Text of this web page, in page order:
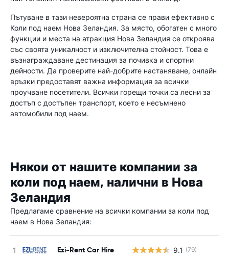
Пътуване в тази невероятна страна се прави ефективно с
Коли под наем Нова Зеландия. За място, обогатен с много
функции и места на атракция Нова Зеландия се откроява
със своята уникалност и изключителна стойност. Това е
възнаграждаване дестинация за почивка и спортни
дейности. Да проверите най-добрите настаняване, онлайн
връзки предоставят важна информация за всички
проучване посетители. Всички горещи точки са лесни за
достъп с достъпен транспорт, което е несъмнено
автомобили под наем.
Някои от нашите компании за
коли под наем, налични в Нова
Зеландия
Предлагаме сравнение на всички компании за коли под
наем в Нова Зеландия:
Ezi-Rent Car Hire 9.1 (79)